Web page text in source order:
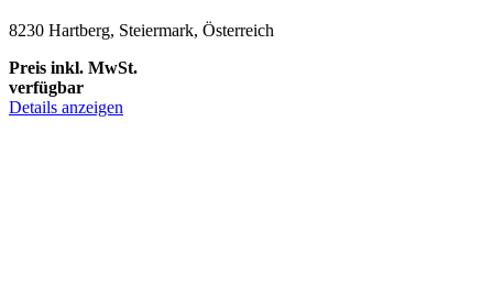
8230 Hartberg, Steiermark, Österreich
Preis inkl. MwSt.
verfügbar
Details anzeigen